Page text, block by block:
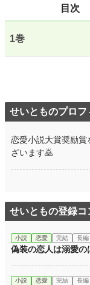
海外出張から一時帰国
一生をさくらと共にし
小説
お気に入り
24h.ポイント 92
更新日時
初回公開日時
週間ポイント
目次
1巻
せいとものプロフ
恋愛小説大賞奨励
ざいます🙇
せいともの登録コ
小説 恋愛 完結 長編
偽装の恋人は溺愛の
小説 恋愛 完結 長編